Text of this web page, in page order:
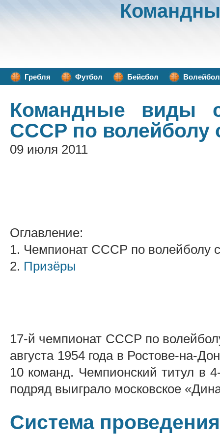
Гребля Футбол Бейсбол Волейбол
Командные виды
СССР по волейболу
09 июля 2011
Оглавление:
1. Чемпионат СССР по волейболу
2. Призёры
17-й чемпионат СССР по
августа 1954 года в Ростове-на-
10 команд. Чемпионский титул в
подряд выиграло московское
Система